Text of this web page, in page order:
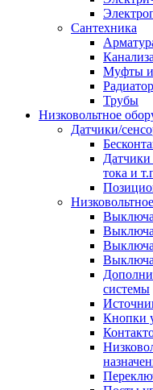
Сантехника
Муфты
Трубы
Низковольтное
Датчики/
Датчики
тока и
системы
Кнопки